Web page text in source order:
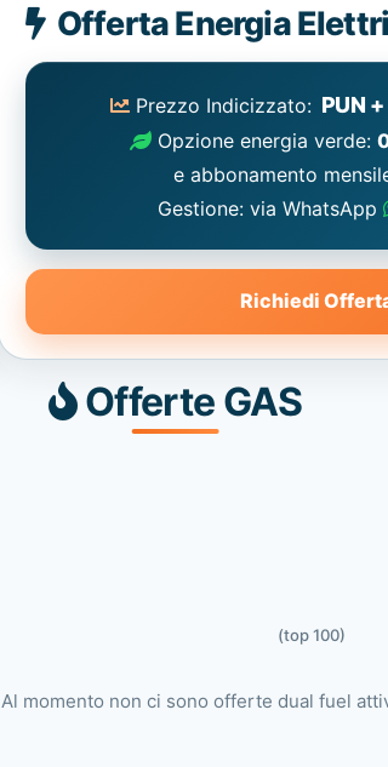
Energia
Elettrica
consigliata
Offerta Energia
Prezzo Indicizzato: PUN
Opzione energia verde:
e abbonamento
Gestione: via WhatsApp
Richiedi
Offerte GAS
(top 100)
Al momento non ci sono offerte dual fuel